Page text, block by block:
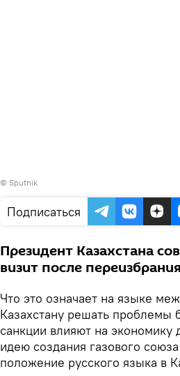
© Sputnik
Подписаться
Президент Казахстана
визит после
Что это означает на языке
Казахстану решать проблемы
санкции влияют на экономику
идею создания газового
положение русского языка в